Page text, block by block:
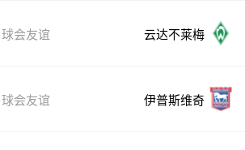
球会友谊 云达不莱梅
球会友谊 伊普斯维奇